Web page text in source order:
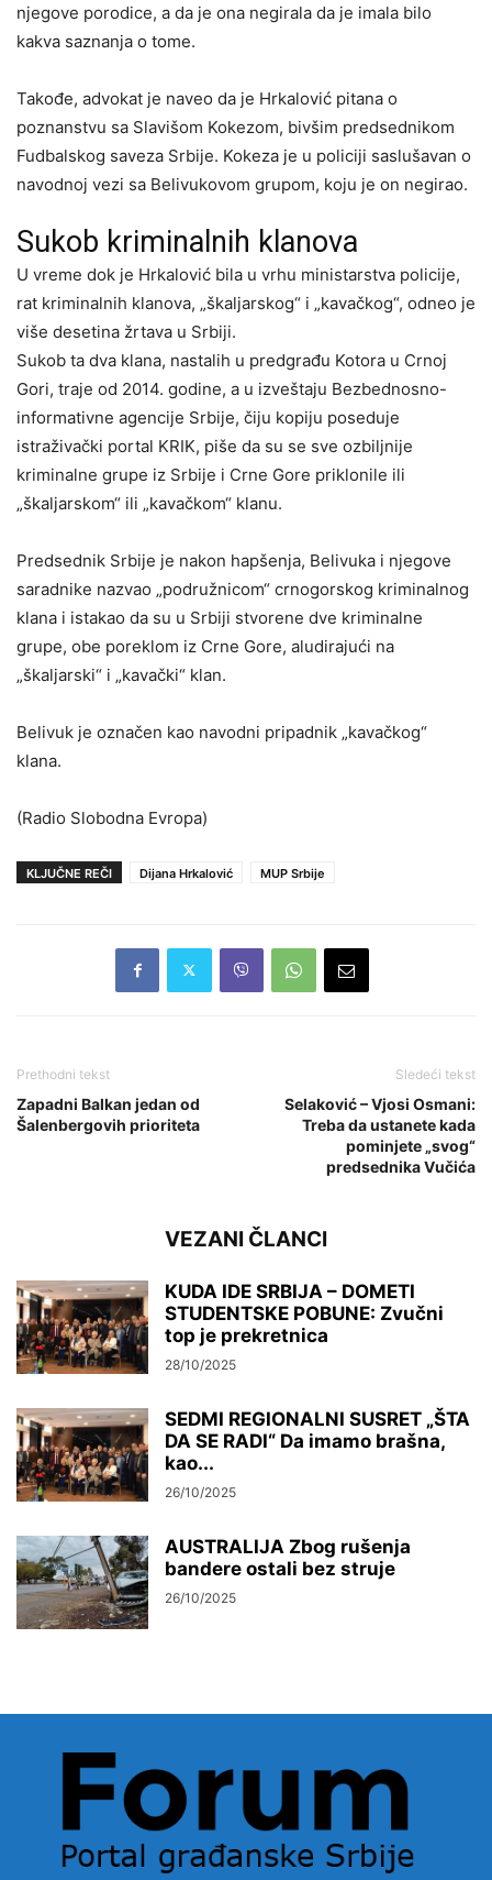
njegove porodice, a da je ona negirala da je imala bilo
kakva saznanja o tome.
Takođe, advokat je naveo da je Hrkalović pitana o
poznanstvu sa Slavišom Kokezom, bivšim predsednikom
Fudbalskog saveza Srbije. Kokeza je u policiji saslušavan o
navodnoj vezi sa Belivukovom grupom, koju je on negirao.
Sukob kriminalnih klanova
U vreme dok je Hrkalović bila u vrhu ministarstva policije,
rat kriminalnih klanova, „škaljarskog“ i „kavačkog“, odneo je
više desetina žrtava u Srbiji.
Sukob ta dva klana, nastalih u predgrađu Kotora u Crnoj
Gori, traje od 2014. godine, a u izveštaju Bezbednosno-
informativne agencije Srbije, čiju kopiju poseduje
istraživački portal KRIK, piše da su se sve ozbiljnije
kriminalne grupe iz Srbije i Crne Gore priklonile ili
„škaljarskom“ ili „kavačkom“ klanu.
Predsednik Srbije je nakon hapšenja, Belivuka i njegove
saradnike nazvao „podružnicom“ crnogorskog kriminalnog
klana i istakao da su u Srbiji stvorene dve kriminalne
grupe, obe poreklom iz Crne Gore, aludirajući na
„škaljarski“ i „kavački“ klan.
Belivuk je označen kao navodni pripadnik „kavačkog“
klana.
(Radio Slobodna Evropa)
KLJUČNE REČI Dijana Hrkalović MUP Srbije
Prethodni tekst
Zapadni Balkan jedan od
Šalenbergovih prioriteta
Sledeći tekst
Selaković – Vjosi Osmani:
Treba da ustanete kada
pominjete „svog“
predsednika Vučića
VEZANI ČLANCI
KUDA IDE SRBIJA – DOMETI
STUDENTSKE POBUNE: Zvučni
top je prekretnica
28/10/2025
SEDMI REGIONALNI SUSRET „ŠTA
DA SE RADI“ Da imamo brašna,
kao...
26/10/2025
AUSTRALIJA Zbog rušenja
bandere ostali bez struje
26/10/2025